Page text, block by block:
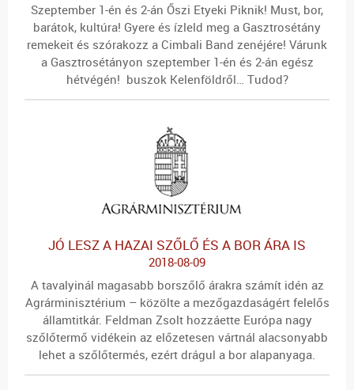
Szeptember 1-én és 2-án Őszi Etyeki Piknik! Must, bor,
barátok, kultúra! Gyere és ízleld meg a Gasztrosétány
remekeit és szórakozz a Cimbali Band zenéjére! Várunk
a Gasztrosétányon szeptember 1-én és 2-án egész
hétvégén! buszok Kelenföldről… Tudod?
JÓ LESZ A HAZAI SZŐLŐ ÉS A BOR ÁRA IS
2018-08-09
A tavalyinál magasabb borszőlő árakra számít idén az
Agrárminisztérium – közölte a mezőgazdaságért felelős
államtitkár. Feldman Zsolt hozzáette Európa nagy
szőlőtermő vidékein az előzetesen vártnál alacsonyabb
lehet a szőlőtermés, ezért drágul a bor alapanyaga.